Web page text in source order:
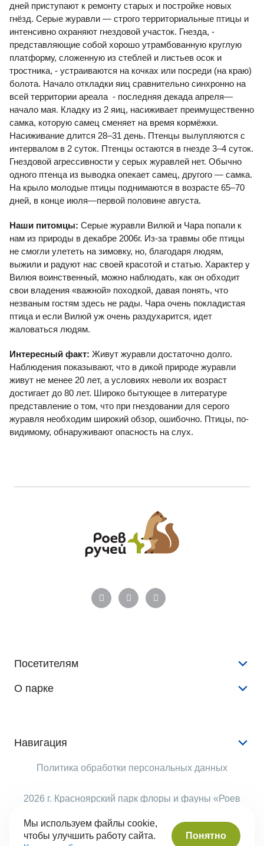
дней приступают к ремонту старых и постройке новых
гнёзд. Серые журавли — строго территориальные птицы и
интенсивно охраняют гнездовой участок. Гнезда, -
представляющие собой хорошо утрамбованную круглую
платформу, сложенную из стеблей и листьев осок и
тростника, - устраиваются на кочках или посреди (на краю)
болота. Начало откладки яиц сравнительно синхронно на
всей территории ареала - последняя декада апреля—
начало мая. Кладку из 2 яиц, насиживает преимущественно
самка, которую самец сменяет на время кормёжки.
Насиживание длится 28–31 день. Птенцы вылупляются с
интервалом в 2 суток. Птенцы остаются в гнезде 3–4 суток.
Гнездовой агрессивности у серых журавлей нет. Обычно
одного птенца из выводка опекает самец, другого — самка.
На крыло молодые птицы поднимаются в возрасте 65–70
дней, в конце июля—первой половине августа.
Наши питомцы: Серые журавли Вилюй и Чара попали к
нам из природы в декабре 2006г. Из-за травмы обе птицы
не смогли улететь на зимовку, но, благодаря людям,
выжили и радуют нас своей красотой и статью. Характер у
Вилюя воинственный, можно наблюдать, как он обходит
свои владения «важной» походкой, давая понять, что
незваным гостям здесь не рады. Чара очень покладистая
птица и если Вилюй уж очень раздухарится, идет
жаловаться людям.
Интересный факт: Живут журавли достаточно долго.
Наблюдения показывают, что в дикой природе журавли
живут не менее 20 лет, а условиях неволи их возраст
достигает до 80 лет. Широко бытующее в литературе
представление о том, что при гнездовании для серого
журавля необходим широкий обзор, ошибочно. Птицы, по-
видимому, обнаруживают опасность на слух.
Мы используем файлы cookie,
чтобы улучшить работу сайта.
Понятно
Посетителям
Конкурсы и розыгрыши
Растения
Виртуальный тур
Часы работы
О парке
Рекламодателям
Структура парка
Вопрос-ответ
Навигация
Услуги
Помочь
2026 г. Красноярский парк флоры и фауны «Роев
Политика обработки персональных данных